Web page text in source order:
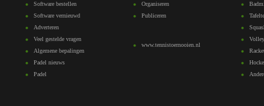
Software bestellen
Software vernieuwd
Adverteren
Veel gestelde vragen
Algemene bepalingen
Padel nieuws
Padel
Organiseren
Publiceren
www.tennistoernooien.nl